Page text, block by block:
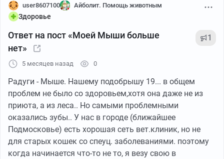
речь.
адекватности, привели меня к неминуемой мысли -
поставить приложение. То есть, чтобы выполнить
эффективных менеджеров и совершить другое
действие - поставить их приложение. Ожидаемо, эти
говноеды, требуют доступ к госуслугам. И вот как
процесс регистрации шёл:
user8607100 Айболит. Помощь животным
Здоровье
Ответ на пост «Моей Мыши больше
нет»
1
5 месяцев назад 0
Радуги - Мыше. Нашему подобрышу 19... в общем
проблем не было со здоровьем,хотя она даже не из
приюта, а из леса.. Но самыми проблемными
оказались зубы.. У нас в городе (ближайшее
Подмосковье) есть хорошая сеть вет.клиник, но не
для старых кошек со спеуц. заболеваниями. поэтому
когда начинается что-то не то, я везу свою в